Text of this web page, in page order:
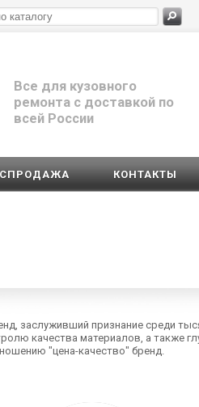
Все для кузовного
ремонта с доставкой по
всей России
КОНТАКТЫ
заслуживший признание среди
качества материалов, а также
"цена-качество" бренд.